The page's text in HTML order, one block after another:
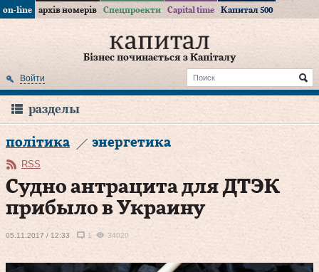
on-line архів номерів Спецпроекти Capital time Капитал 500
Бізнес починається з Капіталу
Войти
разделы
політика энергетика
RSS
Судно антрацита для ДТЭК
прибыло в Украину
05.11.2017 / 12:33 1 34020